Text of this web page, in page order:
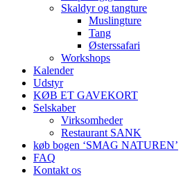
Skaldyr og tangture
Muslingture
Tang
Østerssafari
Workshops
Kalender
Udstyr
KØB ET GAVEKORT
Selskaber
Virksomheder
Restaurant SANK
køb bogen ‘SMAG NATUREN’
FAQ
Kontakt os